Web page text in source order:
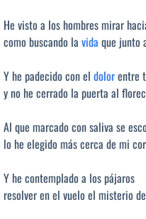
He visto a los hombres mirar
como buscando la vida que junto
Y he padecido con el dolorentre
y no he cerrado la puerta al
Al que marcado con saliva se
lo he elegido más cerca de mi
Y he contemplado a los pájaros
resolver en el vuelo el misterio